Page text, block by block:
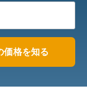
価格を知る